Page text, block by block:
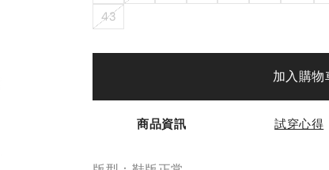
43
加入購物
商品資訊 試穿心得